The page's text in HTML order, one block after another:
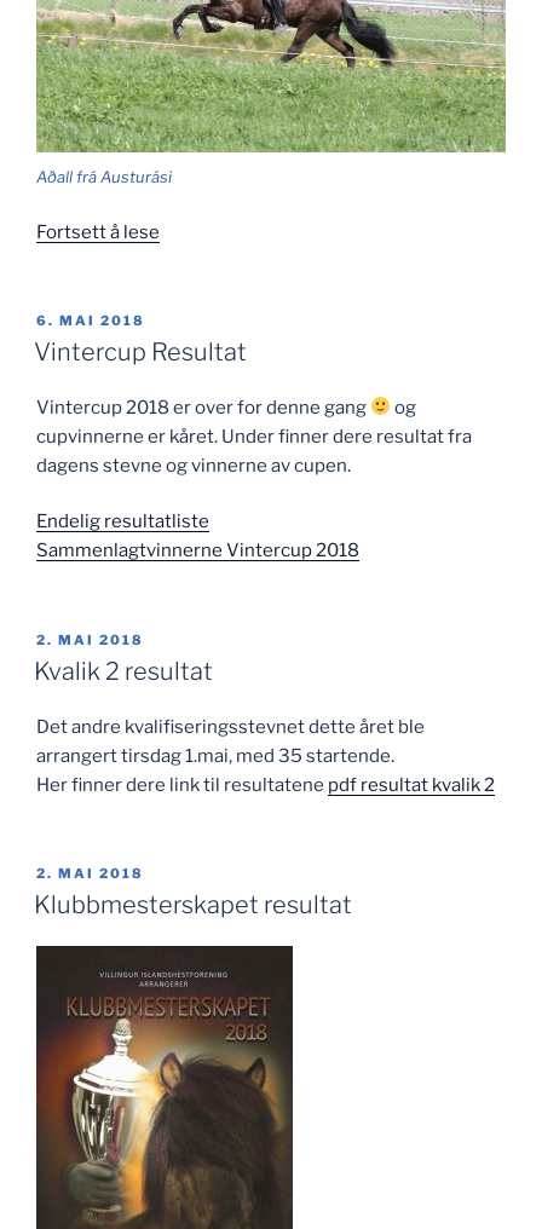
Aðall frá Austurási
Fortsett å lese
PUBLISERT
6. MAI 2018
Vintercup Resultat
Vintercup 2018 er over for denne gang
og
cupvinnerne er kåret. Under finner dere resultat fra
dagens stevne og vinnerne av cupen.
Endelig resultatliste
Sammenlagtvinnerne Vintercup 2018
PUBLISERT
2. MAI 2018
Kvalik 2 resultat
Det andre kvalifiseringsstevnet dette året ble
arrangert tirsdag 1.mai, med 35 startende.
Her finner dere link til resultatene pdf resultat kvalik 2
PUBLISERT
2. MAI 2018
Klubbmesterskapet resultat